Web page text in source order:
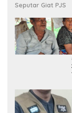
Seputar Giat PJS